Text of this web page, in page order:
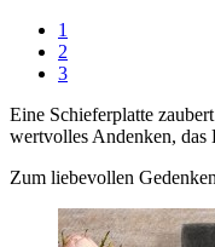
1
2
3
Eine Schieferplatte
wertvolles Andenken, das
Zum liebevollen Gedenken